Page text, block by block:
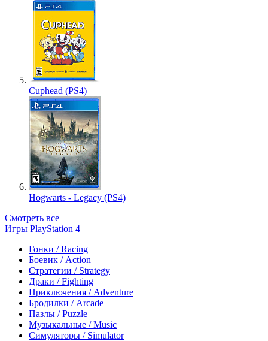
Cuphead (PS4)
Hogwarts - Legacy (PS4)
Смотреть все
Игры PlayStation 4
Гонки / Racing
Боевик / Action
Стратегии / Strategy
Драки / Fighting
Приключения / Adventure
Бродилки / Arcade
Пазлы / Puzzle
Музыкальные / Music
Симуляторы / Simulator